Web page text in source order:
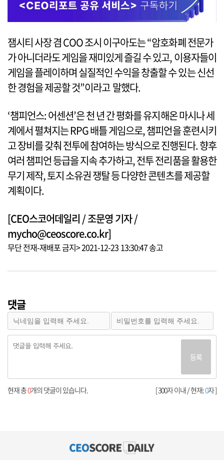
잼시티 사장 겸 COO 조시 이구아도는 “암호화폐 전문가
가 아니더라도 게임을 재미있게 즐길 수 있고, 이용자들이
게임을 플레이하며 실질적인 수익을 창출할 수 있는 신선
한 경험을 제공할 것”이라고 말했다.
‘챔피언스: 어센션’은 천 년 간 평화를 유지해온 마시나 세
계에서 펼쳐지는 RPG 배틀 게임으로, 챔피언을 훈련시키
고 장비를 갖춰 전투에 참여하는 방식으로 진행된다. 향후
여러 챔피언 등급을 지속 추가하고, 전투 전리품을 활용한
무기 제작, 토지 소유권 쟁탈 등 다양한 콘텐츠를 제공할
계획이다.
[CEO스코어데일리 / 조문영 기자 /
mycho@ceoscore.co.kr]
무단 전재-재배포 금지> 2021-12-23 13:30:47 송고
댓글
등록
[ 300자 이내 / 현재:0자 ]
현재 총0개의 댓글이 있습니다.